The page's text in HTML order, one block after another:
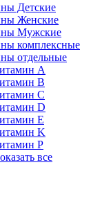
Детские
Женские
Мужские
комплексные
отдельные
A
B
C
D
E
K
P
все